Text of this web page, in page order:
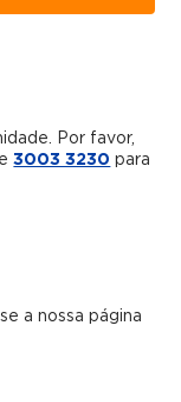
Por favor,
3003 3230 para
a nossa página